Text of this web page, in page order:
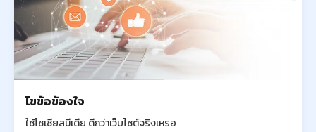
ไขข้อข้องใจ
ใช้โซเชียลมีเดีย ดีกว่าเว็บไซต์จริงเหรอ